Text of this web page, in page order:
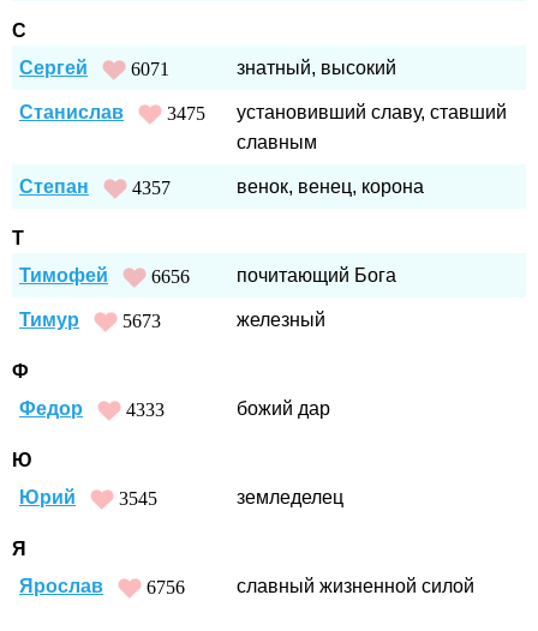
С
Сергей
6071 знатный, высокий
Станислав 3475
установивший славу, ставший
славным
Степан 4357 венок, венец, корона
Т
Тимофей
6656 почитающий Бога
Тимур 5673 железный
Ф
Федор
4333 божий дар
Ю
Юрий
3545 земледелец
Я
Ярослав
6756 славный жизненной силой